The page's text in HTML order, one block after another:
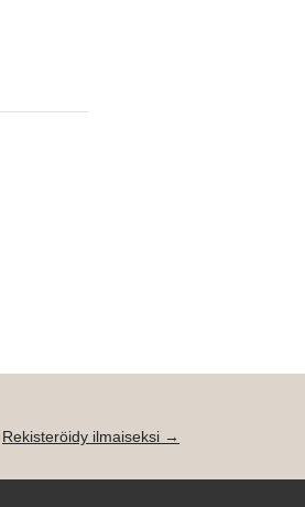
Rekisteröidy ilmaiseksi →